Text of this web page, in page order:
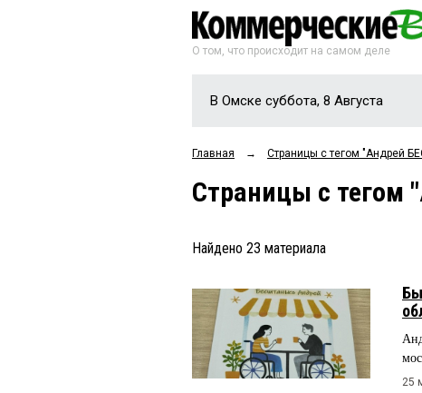
О том, что происходит на самом деле
В Омске суббота, 8 Августа
Главная → Страницы c тегом "Андрей
Страницы c
Найдено 23 материала
25